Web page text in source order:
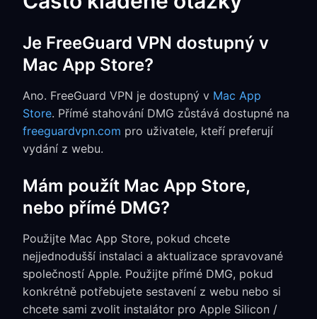
Je FreeGuard VPN dostupný v
Mac App Store?
Ano. FreeGuard VPN je dostupný v Mac App
Store. Přímé stahování DMG zůstává dostupné na
freeguardvpn.com pro uživatele, kteří preferují
vydání z webu.
Mám použít Mac App Store,
nebo přímé DMG?
Použijte Mac App Store, pokud chcete
nejjednodušší instalaci a aktualizace spravované
společností Apple. Použijte přímé DMG, pokud
konkrétně potřebujete sestavení z webu nebo si
chcete sami zvolit instalátor pro Apple Silicon /